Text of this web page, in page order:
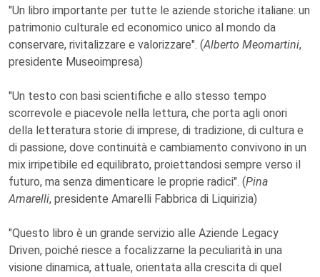
"Un libro importante per tutte le aziende storiche italiane: un
patrimonio culturale ed economico unico al mondo da
conservare, rivitalizzare e valorizzare". (Alberto Meomartini,
presidente Museoimpresa)
"Un testo con basi scientifiche e allo stesso tempo
scorrevole e piacevole nella lettura, che porta agli onori
della letteratura storie di imprese, di tradizione, di cultura e
di passione, dove continuità e cambiamento convivono in un
mix irripetibile ed equilibrato, proiettandosi sempre verso il
futuro, ma senza dimenticare le proprie radici". (Pina
Amarelli, presidente Amarelli Fabbrica di Liquirizia)
"Questo libro è un grande servizio alle Aziende Legacy
Driven, poiché riesce a focalizzarne la peculiarità in una
visione dinamica, attuale, orientata alla crescita di quel